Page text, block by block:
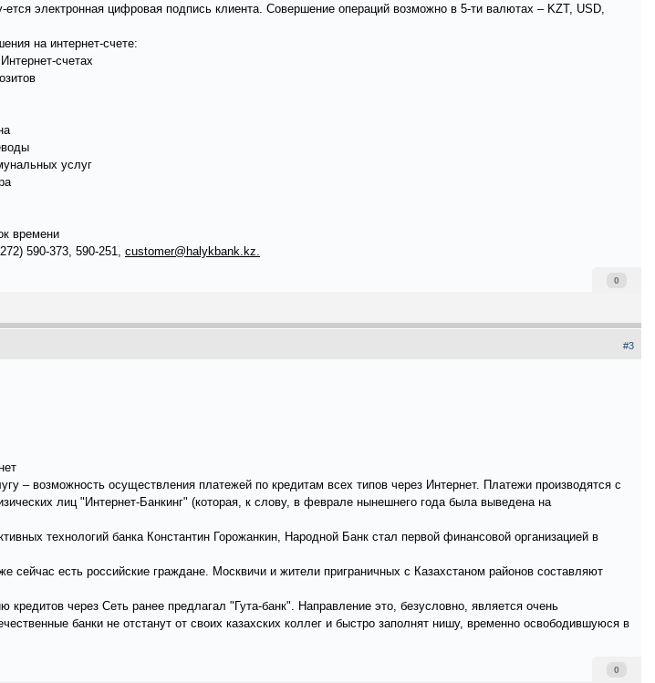
электронная цифровая подпись клиента. Совершение операций возможно в 5-ти валютах – KZT, USD,
на интернет-счете:
счетах
услуг
времени
590-373, 590-251, customer@halykbank.kz.
0
#3
– возможность осуществления платежей по кредитам всех типов через Интернет. Платежи производятся с
лиц "Интернет-Банкинг" (которая, к слову, в феврале нынешнего года была выведена на
технологий банка Константин Горожанкин, Народной Банк стал первой финансовой организацией в
сейчас есть российские граждане. Москвичи и жители приграничных с Казахстаном районов составляют
через Сеть ранее предлагал "Гута-банк". Направление это, безусловно, является очень
банки не отстанут от своих казахских коллег и быстро заполнят нишу, временно освободившуюся в
0